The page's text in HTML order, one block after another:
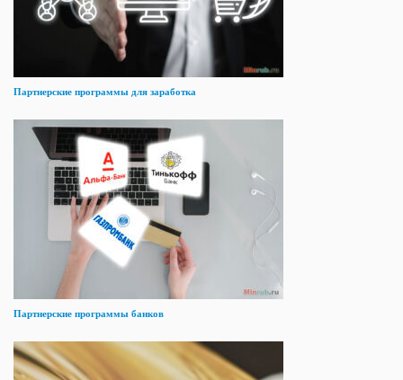
Партнерские программы для заработка
Партнерские программы банков